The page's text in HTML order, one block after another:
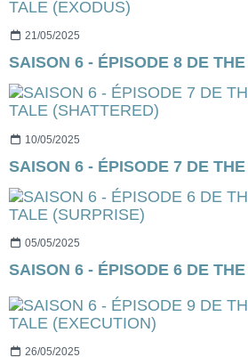
21/05/2025
10/05/2025
05/05/2025
26/05/2025